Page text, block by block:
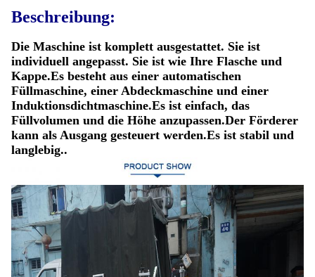
Beschreibung:
Die Maschine ist komplett ausgestattet. Sie ist
individuell angepasst. Sie ist wie Ihre Flasche und
Kappe.Es besteht aus einer automatischen
Füllmaschine, einer Abdeckmaschine und einer
Induktionsdichtmaschine.Es ist einfach, das
Füllvolumen und die Höhe anzupassen.Der Förderer
kann als Ausgang gesteuert werden.Es ist stabil und
langlebig..